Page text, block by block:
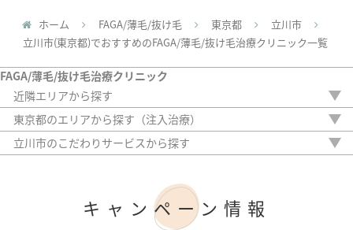
ホーム FAGA/薄毛/抜け毛 東京都
立川市
立川市(東京都)でおすすめのFAGA/薄毛/抜け毛治療クリニック一覧
FAGA/薄毛/抜け毛治療クリニック
近隣エリアから探す
茨城県
栃木県
群馬県
東京都のエリアから探す（注入治療）
新宿区
中央区
立川市のこだわりサービスから探す
キャンペーン情報